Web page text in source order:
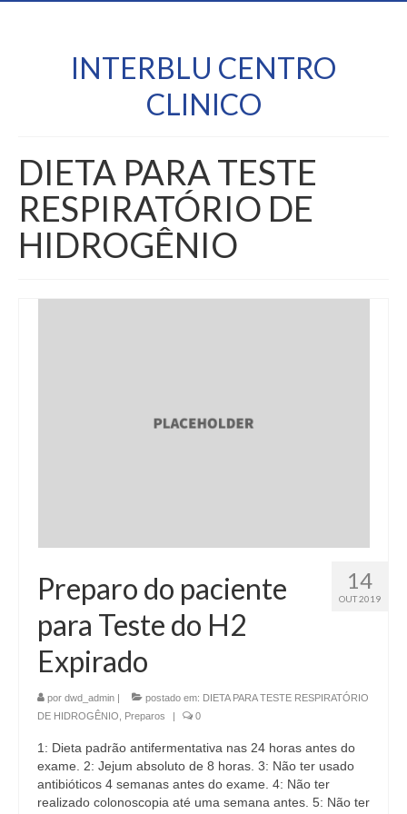
INTERBLU CENTRO
CLINICO
DIETA PARA TESTE
RESPIRATÓRIO DE
HIDROGÊNIO
14
OUT 2019
Preparo do paciente
para Teste do H2
Expirado
por dwd_admin | postado em: DIETA PARA TESTE RESPIRATÓRIO
DE HIDROGÊNIO
Preparos | 0
1: Dieta padrão antifermentativa nas 24 horas antes do
exame. 2: Jejum absoluto de 8 horas. 3: Não ter usado
antibióticos 4 semanas antes do exame. 4: Não ter
realizado colonoscopia até uma semana antes. 5: Não ter